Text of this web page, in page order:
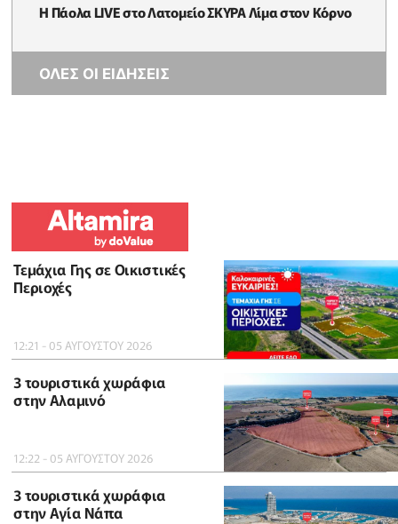
Η Πάολα LIVE στο Λατομείο ΣΚΥΡΑ Λίμα στον Κόρνο
ΟΛΕΣ ΟΙ ΕΙΔΗΣΕΙΣ
Τεμάχια Γης σε Οικιστικές
Περιοχές
12:21 - 05 ΑΥΓΟΥΣΤΟΥ 2026
3 τουριστικά χωράφια
στην Αλαμινό
12:22 - 05 ΑΥΓΟΥΣΤΟΥ 2026
3 τουριστικά χωράφια
στην Αγία Νάπα